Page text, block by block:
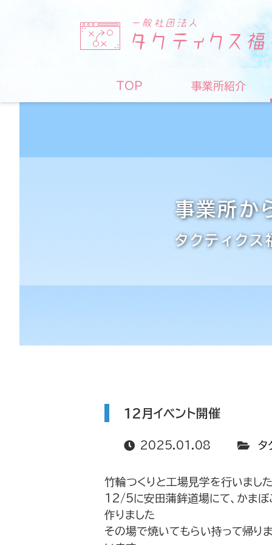
TOP 事業所紹介
事業所か
タクティク
12月イベント開催
2025.01.08 タ
竹輪つくりと工場見学を行いまし
12/5に安田蒲鉾道場にて、かま
作りました
その場で焼いてもらい持って帰り